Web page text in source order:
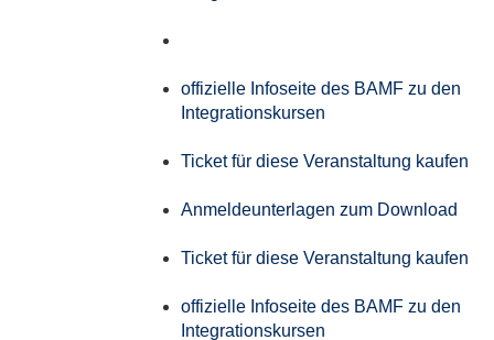
offizielle Infoseite des BAMF zu den
Integrationskursen
Ticket für diese Veranstaltung kaufen
Anmeldeunterlagen zum Download
Ticket für diese Veranstaltung kaufen
offizielle Infoseite des BAMF zu den
Integrationskursen